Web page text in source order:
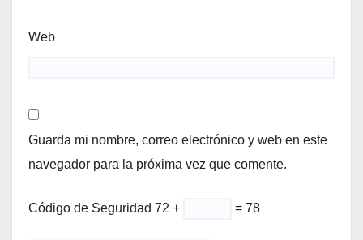
Web
Guarda mi nombre, correo electrónico y web en este
navegador para la próxima vez que comente.
Código de Seguridad 72 + = 78